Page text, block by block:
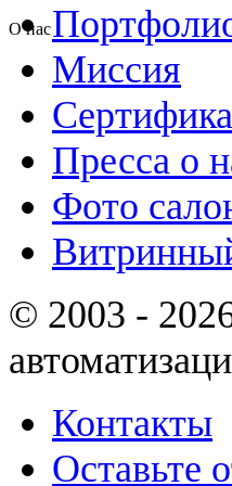
О нас
Миссия
Пресса о
Фото
© 2003 -
Контакты
Оставьте